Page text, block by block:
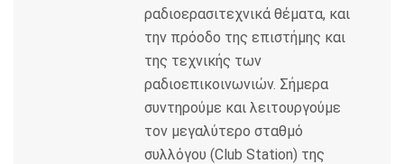
ραδιοερασιτεχνικά θέματα, και
την πρόοδο της επιστήμης και
της τεχνικής των
ραδιοεπικοινωνιών. Σήμερα
συντηρούμε και λειτουργούμε
τον μεγαλύτερο σταθμό
συλλόγου (Club Station) της